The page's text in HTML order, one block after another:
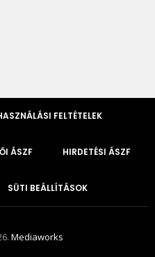
FELTÉTELEK
ÁSZF HIRDETÉSI ÁSZF
SÜTI BEÁLLÍTÁSOK
Mediaworks